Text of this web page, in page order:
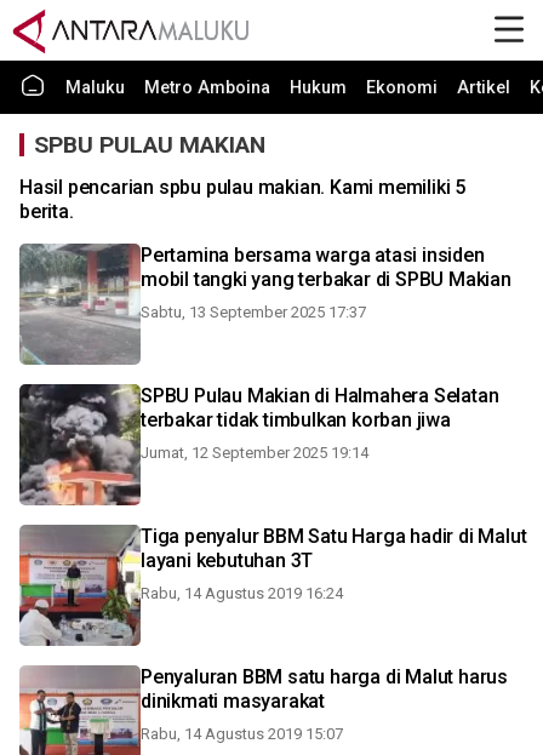
Maluku Metro Amboina Hukum Ekonomi Artikel
SPBU PULAU MAKIAN
Hasil pencarian spbu pulau makian. Kami memiliki 5
berita.
Pertamina bersama warga atasi insiden
mobil tangki yang terbakar di SPBU Makian
Sabtu, 13 September 2025 17:37
SPBU Pulau Makian di Halmahera Selatan
terbakar tidak timbulkan korban jiwa
Jumat, 12 September 2025 19:14
Tiga penyalur BBM Satu Harga hadir di Malut
layani kebutuhan 3T
Rabu, 14 Agustus 2019 16:24
Penyaluran BBM satu harga di Malut harus
dinikmati masyarakat
Rabu, 14 Agustus 2019 15:07